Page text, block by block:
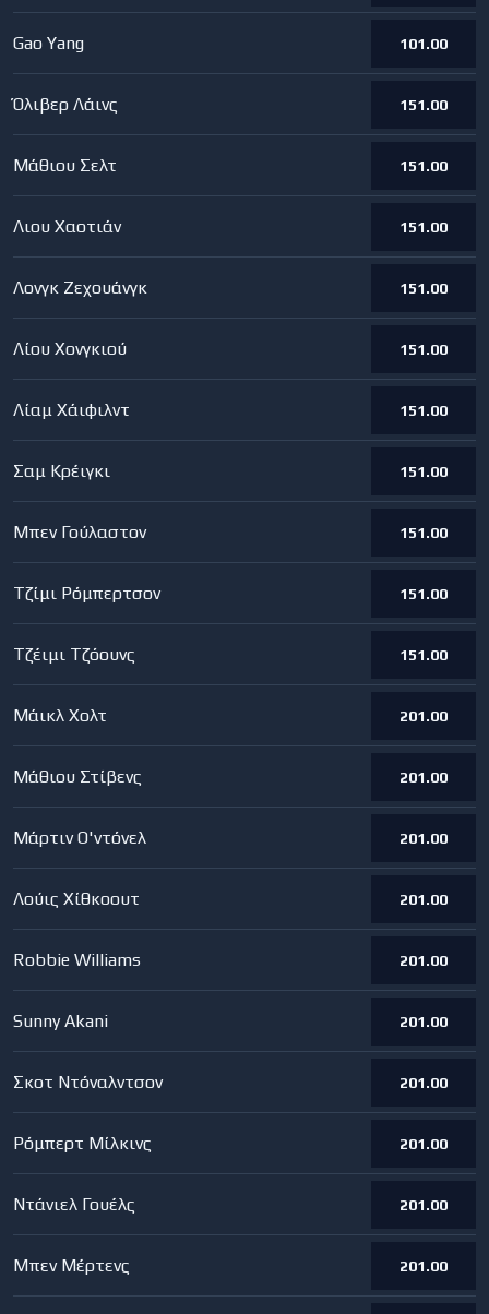
Gao Yang 101.00
Όλιβερ Λάινς 151.00
Μάθιου Σελτ 151.00
Λιου Χαοτιάν 151.00
Λονγκ Ζεχουάνγκ 151.00
Λίου Χονγκιού 151.00
Λίαμ Χάιφιλντ 151.00
Σαμ Κρέιγκι 151.00
Μπεν Γούλαστον 151.00
Τζίμι Ρόμπερτσον 151.00
Τζέιμι Τζόουνς 151.00
Μάικλ Χολτ 201.00
Μάθιου Στίβενς 201.00
Μάρτιν Ο'ντόνελ 201.00
Λούις Χίθκοουτ 201.00
Robbie Williams 201.00
Sunny Akani 201.00
Σκοτ Ντόναλντσον 201.00
Ρόμπερτ Μίλκινς 201.00
Ντάνιελ Γουέλς 201.00
Μπεν Μέρτενς 201.00